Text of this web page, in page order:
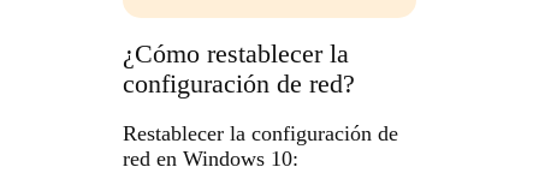
¿Cómo restablecer la
configuración de red?
Restablecer la configuración de
red en Windows 10: